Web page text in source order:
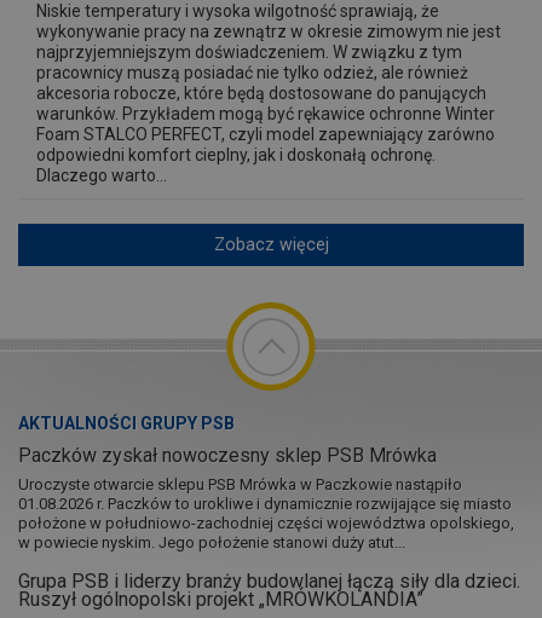
Niskie temperatury i wysoka wilgotność sprawiają, że
wykonywanie pracy na zewnątrz w okresie zimowym nie jest
najprzyjemniejszym doświadczeniem. W związku z tym
pracownicy muszą posiadać nie tylko odzież, ale również
akcesoria robocze, które będą dostosowane do panujących
warunków. Przykładem mogą być rękawice ochronne Winter
Foam STALCO PERFECT, czyli model zapewniający zarówno
odpowiedni komfort cieplny, jak i doskonałą ochronę.
Dlaczego warto...
Zobacz więcej
AKTUALNOŚCI GRUPY PSB
Paczków zyskał nowoczesny sklep PSB Mrówka
Uroczyste otwarcie sklepu PSB Mrówka w Paczkowie nastąpiło
01.08.2026 r. Paczków to urokliwe i dynamicznie rozwijające się miasto
położone w południowo-zachodniej części województwa opolskiego,
w powiecie nyskim. Jego położenie stanowi duży atut...
Grupa PSB i liderzy branży budowlanej łączą siły dla dzieci.
Ruszył ogólnopolski projekt „MRÓWKOLANDIA”